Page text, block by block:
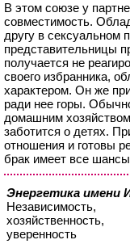
В этом союзе у
совместимость.
другу в сексуальном
представительницы
получается не
своего избранника,
характером. Он же
ради нее горы.
домашним
заботится о детях.
отношения и готовы
брак имеет все
Энергетика имени
Независимость,
хозяйственность,
уверенность